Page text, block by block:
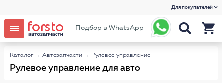
Для покупателей
Подбор в WhatsApp
Каталог → Автозапчасти → Рулевое управление
Рулевое управление для авто